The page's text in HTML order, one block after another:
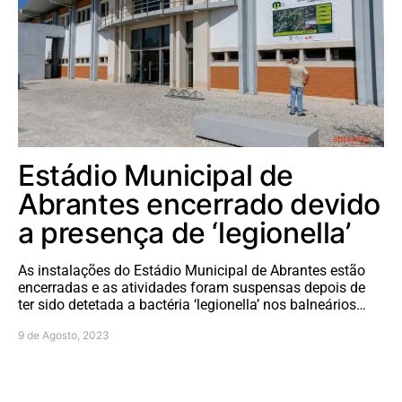
Estádio Municipal de
Abrantes encerrado devido
a presença de ‘legionella’
As instalações do Estádio Municipal de Abrantes estão
encerradas e as atividades foram suspensas depois de
ter sido detetada a bactéria ‘legionella’ nos balneários…
9 de Agosto, 2023